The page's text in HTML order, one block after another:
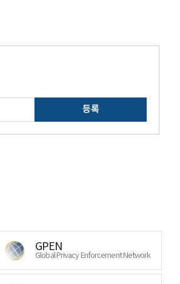
등록
GPEN
Global Privacy Enforcement Network